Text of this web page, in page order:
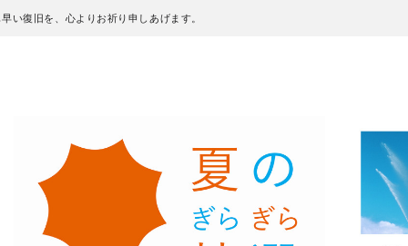
い復旧を、心よりお祈り申しあげます。